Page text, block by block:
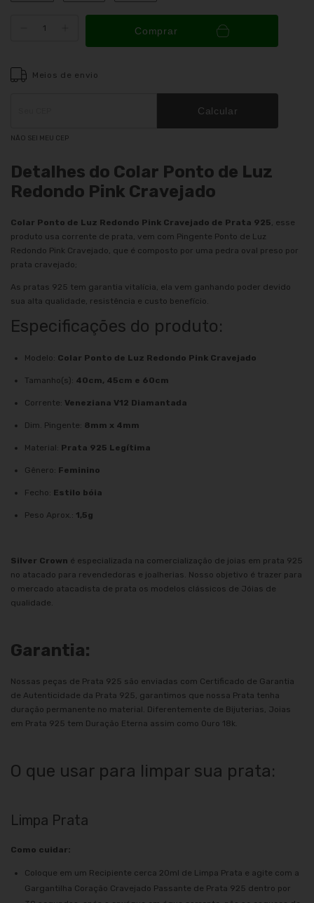
Comprar
Meios de envio
ALTERAR CEP
Calcular
NÃO SEI MEU CEP
Detalhes do Colar Ponto de Luz
Redondo Pink Cravejado
Colar Ponto de Luz Redondo Pink Cravejado de Prata 925, esse
produto usa corrente de prata, vem com Pingente Ponto de Luz
Redondo Pink Cravejado, que é composto por uma pedra oval preso por
prata cravejado;
As pratas 925 tem garantia vitalícia, ela vem ganhando poder devido
sua alta qualidade, resistência e custo benefício.
Especificações do produto:
Modelo: Colar Ponto de Luz Redondo Pink Cravejado
Tamanho(s): 40cm, 45cm e 60cm
Corrente: Veneziana V12 Diamantada
Dim. Pingente: 8mm x 4mm
Material: Prata 925 Legítima
Gênero: Feminino
Fecho: Estilo bóia
Peso Aprox.: 1,5g
Silver Crown é especializada na comercialização de joias em prata 925
no atacado para revendedoras e joalherias. Nosso objetivo é trazer para
o mercado atacadista de prata os modelos clássicos de Jóias de
qualidade.
Garantia:
Nossas peças de Prata 925 são enviadas com Certificado de Garantia
de Autenticidade da Prata 925, garantimos que nossa Prata tenha
duração permanente no material. Diferentemente de Bijuterias, Joias
em Prata 925 tem Duração Eterna assim como Ouro 18k.
O que usar para limpar sua prata:
Limpa Prata
Como cuidar:
Coloque em um Recipiente cerca 20ml de Limpa Prata e agite com a
Gargantilha Coração Cravejado Passante de Prata 925 dentro por